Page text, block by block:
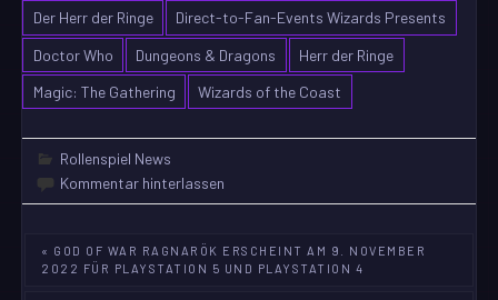
Der Herr der Ringe
Direct-to-Fan-Events Wizards Presents
Doctor Who
Dungeons & Dragons
Herr der Ringe
Magic: The Gathering
Wizards of the Coast
Rollenspiel News
Kommentar hinterlassen
Beitragsnavigation
« GOD OF WAR RAGNARÖK ERSCHEINT AM 9. NOVEMBER
2022 FÜR PLAYSTATION 5 UND PLAYSTATION 4